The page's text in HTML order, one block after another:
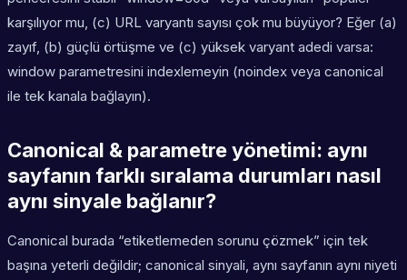
karşılıyor mu, (c) URL varyantı sayısı çok mu büyüyor? Eğer (a)
zayıf, (b) güçlü örtüşme ve (c) yüksek varyant adedi varsa:
window parametresini indexlemeyin (noindex veya canonical
ile tek kanala bağlayın).
Canonical & parametre yönetimi: aynı
sayfanın farklı sıralama durumları nasıl
aynı sinyale bağlanır?
Canonical burada “etiketlemeden sorunu çözmek” için tek
başına yeterli değildir; canonical sinyali, aynı sayfanın aynı niyeti